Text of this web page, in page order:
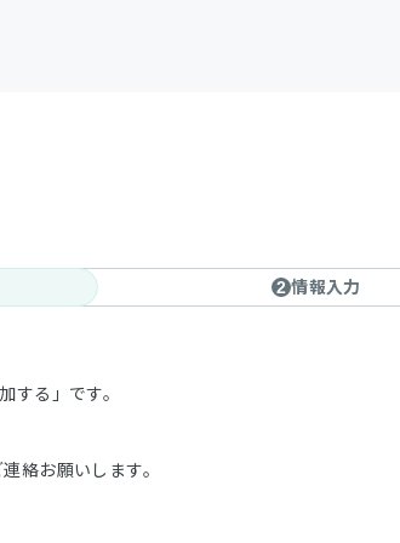
2 情報入力
る」です。
絡お願いします。